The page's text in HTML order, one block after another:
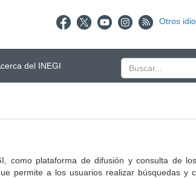
Otros
del INEGI
como plataforma de difusión y consulta de
permite a los usuarios realizar búsquedas y